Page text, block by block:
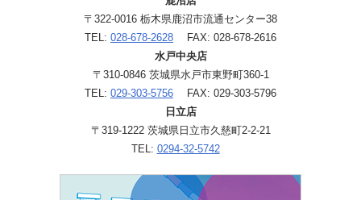
〒322-0016 栃木県鹿沼市流通センター38
TEL: 028-678-2628 FAX: 028-678-2616
水戸中央店
〒310-0846 茨城県水戸市東野町360-1
TEL: 029-303-5756 FAX: 029-303-5796
日立店
〒319-1222 茨城県日立市久慈町2-2-21
TEL: 0294-32-5742